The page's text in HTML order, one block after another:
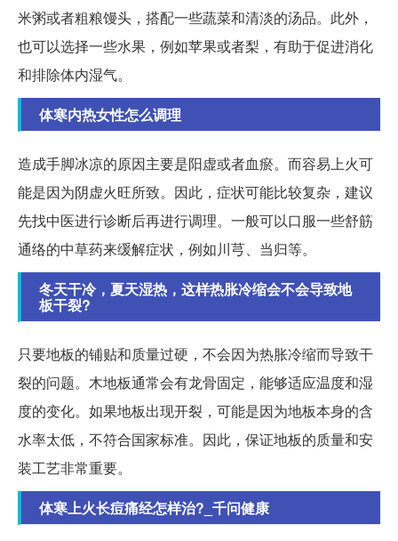
米粥或者粗粮馒头，搭配一些蔬菜和清淡的汤品。此外，
也可以选择一些水果，例如苹果或者梨，有助于促进消化
和排除体内湿气。
体寒内热女性怎么调理
造成手脚冰凉的原因主要是阳虚或者血瘀。而容易上火可
能是因为阴虚火旺所致。因此，症状可能比较复杂，建议
先找中医进行诊断后再进行调理。一般可以口服一些舒筋
通络的中草药来缓解症状，例如川芎、当归等。
冬天干冷，夏天湿热，这样热胀冷缩会不会导致地
板干裂?
只要地板的铺贴和质量过硬，不会因为热胀冷缩而导致干
裂的问题。木地板通常会有龙骨固定，能够适应温度和湿
度的变化。如果地板出现开裂，可能是因为地板本身的含
水率太低，不符合国家标准。因此，保证地板的质量和安
装工艺非常重要。
体寒上火长痘痛经怎样治?_千问健康